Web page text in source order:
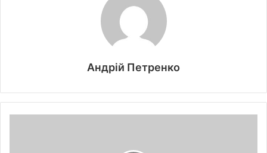
Андрій Петренко